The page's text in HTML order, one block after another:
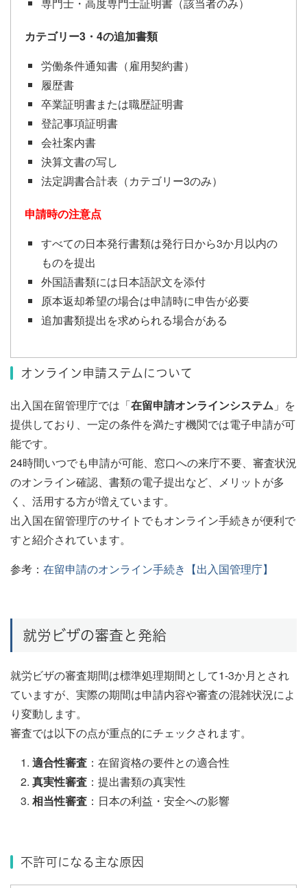
カテゴリー3・4の追加書類
労働条件通知書（雇用契約書）
履歴書
卒業証明書または職歴証明書
登記事項証明書
会社案内書
決算文書の写し
法定調書合計表（カテゴリー3のみ）
申請時の注意点
すべての日本発行書類は発行日から3か月以内の
ものを提出
外国語書類には日本語訳文を添付
原本返却希望の場合は申請時に申告が必要
追加書類提出を求められる場合がある
オンライン申請ステムについて
出入国在留管理庁では「在留申請オンラインシステム 」を
提供しており、一定の条件を満たす機関では電子申請が可
能です。
24時間いつでも申請が可能、窓口への来庁不要、審査状況
のオンライン確認、書類の電子提出など、メリットが多
く、活用する方が増えています。
出入国在留管理庁のサイトでもオンライン手続きが便利で
すと紹介されています。
参考： 在留申請のオンライン手続き【出入国管理庁】
就労ビザの審査と発給
就労ビザの審査期間は標準処理期間として1-3か月とされ
ていますが、実際の期間は申請内容や審査の混雑状況によ
り変動します。
審査では以下の点が重点的にチェックされます。
適合性審査 ：在留資格の要件との適合性
真実性審査 ：提出書類の真実性
相当性審査 ：日本の利益・安全への影響
不許可になる主な原因